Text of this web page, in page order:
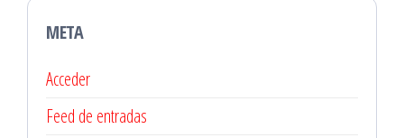
META
Acceder
Feed de entradas